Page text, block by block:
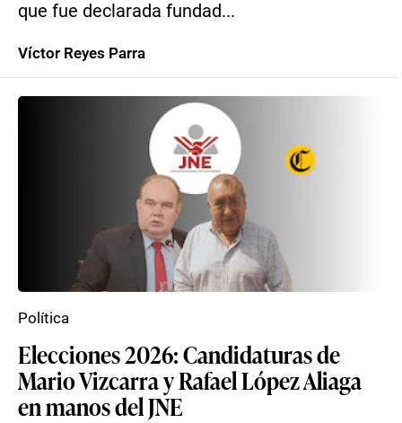
que fue declarada fundad...
Víctor Reyes Parra
Elecciones 2026: Candidaturas de
Mario Vizcarra y Rafael López Aliaga
en manos del JNE
Política